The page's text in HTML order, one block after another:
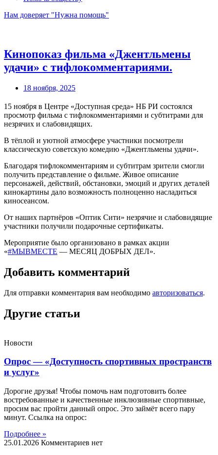
Нам доверяет "Нужна помощь"
Кинопоказ фильма «Джентльмены
удачи» с тифлокомментариями.
18 ноября, 2025
15 ноября в Центре «Доступная среда» НБ РИ состоялся
просмотр фильма с тифлокомментариями и субтитрами для
незрячих и слабовидящих.
В тёплой и уютной атмосфере участники посмотрели
классическую советскую комедию «Джентльмены удачи».
Благодаря тифлокомментариям и субтитрам зрители смогли
получить представление о фильме. Живое описание
персонажей, действий, обстановки, эмоций и других деталей
кинокартины дало возможность полноценно насладиться
киносеансом.
От наших партнёров «Оптик Сити» незрячие и слабовидящие
участники получили подарочные сертификаты.
Мероприятие было организовано в рамках акции
«#МЫВМЕСТЕ — МЕСЯЦ ДОБРЫХ ДЕЛ».
Добавить комментарий
Для отправки комментария вам необходимо авторизоваться.
Другие статьи
Новости
Опрос — «Доступность спортивных пространств
и услуг»
Дорогие друзья! Чтобы помочь нам подготовить более
востребованные и качественные инклюзивные спортивные,
просим вас пройти данный опрос. Это займёт всего пару
минут. Ссылка на опрос:
Подробнее »
25.01.2026 Комментариев нет